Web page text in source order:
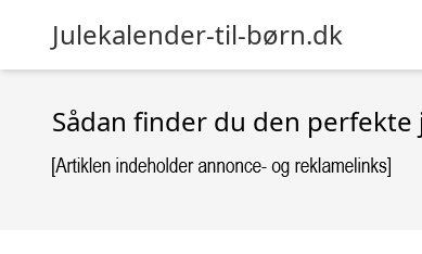
Julekalender-til-børn.dk
Sådan finder du den